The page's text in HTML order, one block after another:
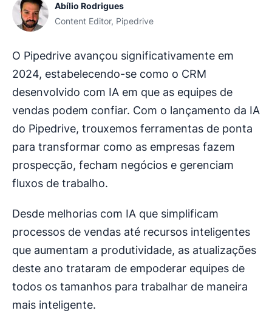
Abílio Rodrigues
Content Editor, Pipedrive
O Pipedrive avançou significativamente em
2024, estabelecendo-se como o CRM
desenvolvido com IA em que as equipes de
vendas podem confiar. Com o lançamento da IA
do Pipedrive, trouxemos ferramentas de ponta
para transformar como as empresas fazem
prospecção, fecham negócios e gerenciam
fluxos de trabalho.
Desde melhorias com IA que simplificam
processos de vendas até recursos inteligentes
que aumentam a produtividade, as atualizações
deste ano trataram de empoderar equipes de
todos os tamanhos para trabalhar de maneira
mais inteligente.